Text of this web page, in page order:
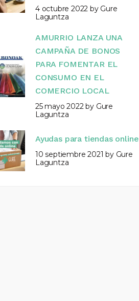
4 octubre 2022 by Gure
Laguntza
AMURRIO LANZA UNA
CAMPAÑA DE BONOS
PARA FOMENTAR EL
CONSUMO EN EL
COMERCIO LOCAL
25 mayo 2022 by Gure
Laguntza
Ayudas para tiendas online
10 septiembre 2021 by Gure
Laguntza